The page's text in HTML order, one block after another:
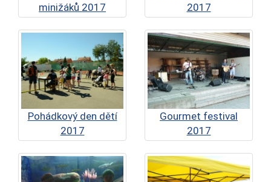
minižáků 2017
2017
Pohádkový den dětí
2017
Gourmet festival
2017